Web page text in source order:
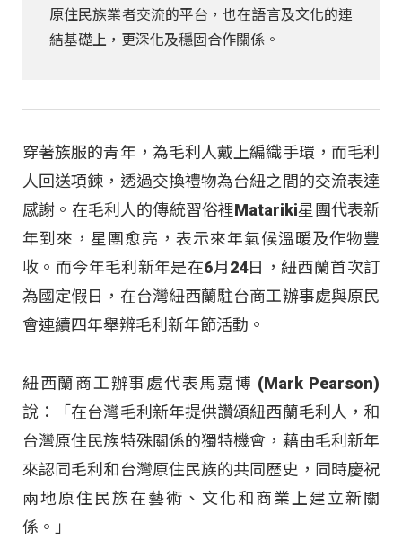
原住民族業者交流的平台，也在語言及文化的連
結基礎上，更深化及穩固合作關係。
穿著族服的青年，為毛利人戴上編織手環，而毛利
人回送項鍊，透過交換禮物為台紐之間的交流表達
感謝。在毛利人的傳統習俗裡Matariki星團代表新
年到來，星團愈亮，表示來年氣候溫暖及作物豐
收。而今年毛利新年是在6月24日，紐西蘭首次訂
為國定假日，在台灣紐西蘭駐台商工辦事處與原民
會連續四年舉辨毛利新年節活動。
紐西蘭商工辦事處代表馬嘉博 (Mark Pearson)
說：「在台灣毛利新年提供讚頌紐西蘭毛利人，和
台灣原住民族特殊關係的獨特機會，藉由毛利新年
來認同毛利和台灣原住民族的共同歷史，同時慶祝
兩地原住民族在藝術、文化和商業上建立新關
係。」